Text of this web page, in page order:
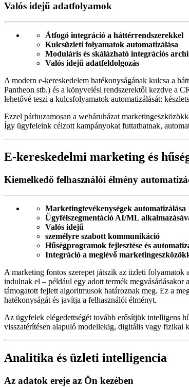
Valós idejű adatfolyamok
Átfogó integráció a háttérrendszerekkel
Kulcsüzleti folyamatok automatizálása
Moduláris és skálázható integrációs
Valós idejű adatfeldolgozás
A modern e-kereskedelem hatékonyságának kulcsa a
Pantheon stb.) és a könyvelési rendszerektől kezdve a
lehetővé teszi a kulcsfolyamatok automatizálását:
Ezzel párhuzamosan a webáruházat
Így ügyfeleink célzott kampányokat futtathatnak,
E-kereskedelmi marketing és
Kiemelkedő felhasználói élmény
Marketingtevékenységek automatizálása
Ügyfélszegmentáció AI/ML
Valós idejű
személyre szabott kommunikáció
Hűségprogramok fejlesztése és
Integráció a meglévő
A marketing fontos szerepet játszik az üzleti folyamatok
indulnak el – például egy adott termék
támogatott fejlett algoritmusok határoznak meg. Ez a
hatékonyságát és javítja a felhasználói élményt.
Az ügyfelek elégedettségét tovább erősítjük intelligens
visszatérítésen alapuló modellekig, digitális vagy fizikai
Analitika és üzleti intelligencia
Az adatok ereje az Ön kezében